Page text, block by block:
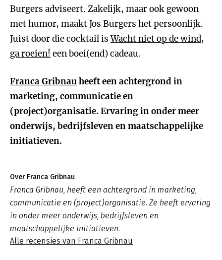
Burgers adviseert. Zakelijk, maar ook gewoon
met humor, maakt Jos Burgers het persoonlijk.
Juist door die cocktail isWacht niet op de wind,
ga roeien! een boei(end) cadeau.
Franca Gribnauheeft een achtergrond in
marketing, communicatie en
(project)organisatie. Ervaring in onder meer
onderwijs, bedrijfsleven en maatschappelijke
initiatieven.
Over Franca Gribnau
Franca Gribnau, heeft een achtergrond in marketing,
communicatie en (project)organisatie. Ze heeft ervaring
in onder meer onderwijs, bedrijfsleven en
maatschappelijke initiatieven.
Alle recensies van Franca Gribnau